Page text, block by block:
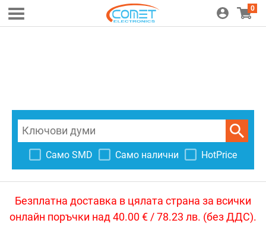
0
Само SMD Само налични HotPrice
Безплатна доставка в цялата страна за всички
онлайн поръчки над 40.00 € / 78.23 лв. (без ДДС).